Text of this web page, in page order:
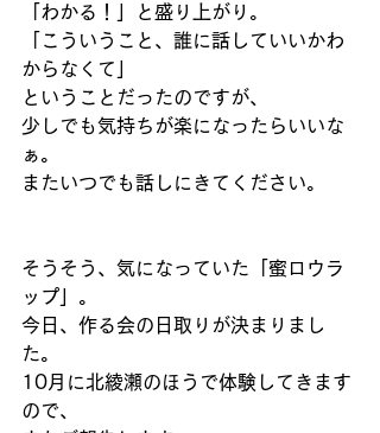
「わかる！」と盛り上がり。
「こういうこと、誰に話していいかわ
からなくて」
ということだったのですが、
少しでも気持ちが楽になったらいいな
ぁ。
またいつでも話しにきてください。
そうそう、気になっていた「蜜ロウラ
ップ」。
今日、作る会の日取りが決まりまし
た。
10月に北綾瀬のほうで体験してきます
ので、